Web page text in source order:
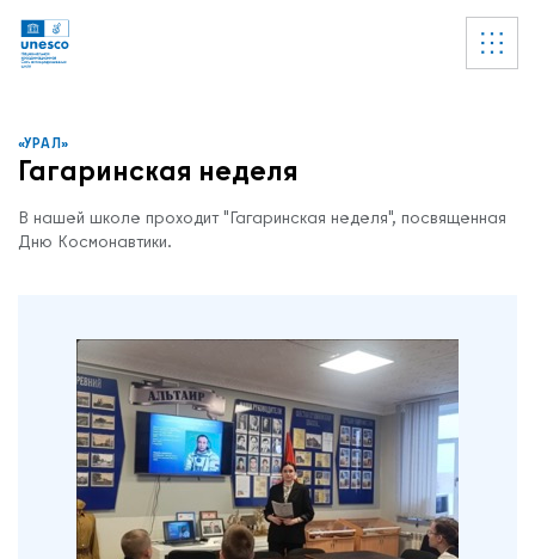
«УРАЛ»
Гагаринская неделя
В нашей школе проходит "Гагаринская неделя", посвященная
Дню Космонавтики.
Ссылки
УВЕДОМЛЕНИЕ
Список пуст